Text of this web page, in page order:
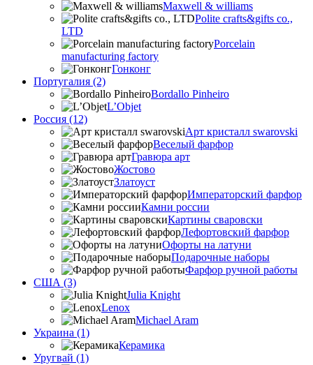
Maxwell & williams
Polite crafts&gifts co.,
LTD
Porcelain
manufacturing factory
Гонконг
Португалия (2)
Bordallo Pinheiro
L’Objet
Россия (12)
Арт кристалл swarovski
Веселый фарфор
Гравюра арт
Жостово
Златоуст
Императорский фарфор
Камни россии
Картины сваровски
Лефортовский фарфор
Офорты на латуни
Подарочные наборы
Фарфор ручной работы
США (3)
Julia Knight
Lenox
Michael Aram
Украина (1)
Керамика
Уругвай (1)